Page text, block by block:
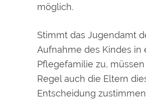
möglich.
Stimmt das Jugendamt
Aufnahme des Kindes in
Pflegefamilie zu,
Regel auch die Eltern
Entscheidung